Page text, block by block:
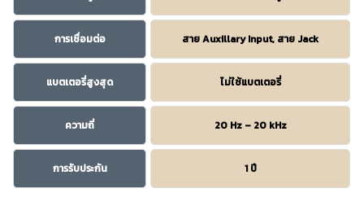
การเชื่อมต่อ สาย Auxillary Input, สาย Jack
แบตเตอรี่สูงสุด ไม่ใช้แบตเตอรี่
ความถี่ 20 Hz – 20 kHz
การรับประกัน 1 ปี